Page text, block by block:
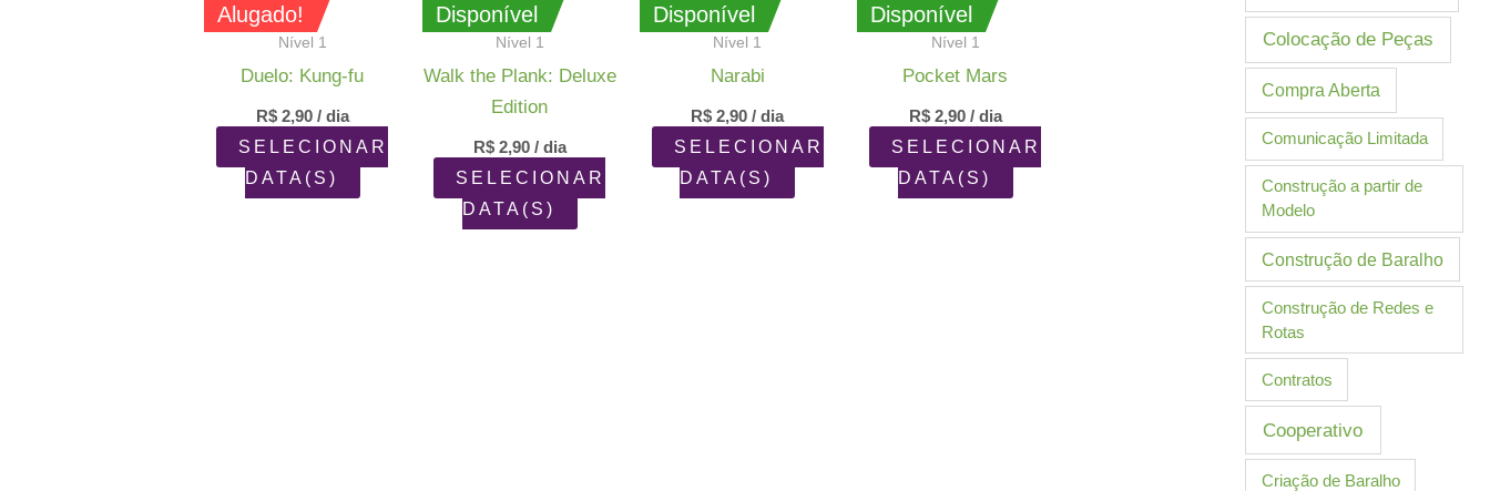
Alugado!
Nível 1
Duelo: Kung-fu
R$2,90/ dia
SELECIONAR
DATA(S)
Disponível
Nível 1
Walk the Plank: Deluxe
Edition
R$2,90/ dia
SELECIONAR
DATA(S)
Disponível
Nível 1
Narabi
R$ 2,90 / dia
SELECIONAR
DATA(S)
Disponível
Nível 1
Pocket Mars
R$2,90/ dia
SELECIONAR
DATA(S)
Colocação de Peças
Compra Aberta
Comunicação Limitada
Construção a partir de
Modelo
Construção de Baralho
Construção de Redes e
Rotas
Contratos
Cooperativo
Criação de Baralho